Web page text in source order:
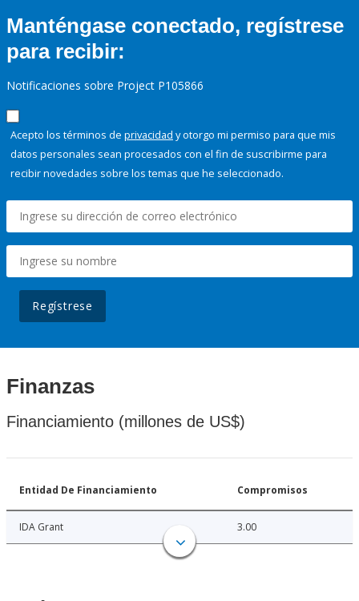
Manténgase conectado, regístrese
para recibir:
Notificaciones sobre Project P105866
Acepto los términos de privacidad y otorgo mi permiso para que mis
datos personales sean procesados con el fin de suscribirme para
recibir novedades sobre los temas que he seleccionado.
Regístrese
Finanzas
Financiamiento (millones de US$)
Entidad De Financiamiento Compromisos
IDA Grant 3.00